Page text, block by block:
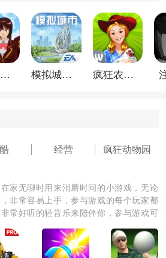
子；真正男人的新“骑马”冒险。
位+快视，体验前所未有的虐心
樱花校园模拟器1.048.00中文版 模拟城市我是巿长联机版 疯狂农场3美国派19
经营 疯狂动物园
家无聊时用来消磨时间的小游戏，无论
非常容易上手，参与游戏的每个玩家都
常好听的轻音乐来陪伴你，参与游戏可